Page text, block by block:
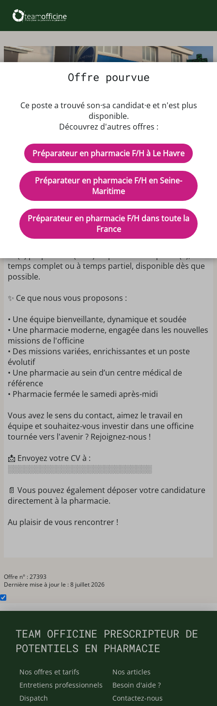
Offre d'emploi Préparateur en
pharmacie F/H
Dès que possible
Rémunération : Dépendant de l'expérience
CDI - Temps plein
Description de l'offre d'emploi
📢 LA PHARMACIE RECRUTE !
📍 Poste basé au Havre.
temps complet ou à temps partiel, disponible dès que
possible.
✨ Ce que nous vous proposons :
• Une équipe bienveillante, dynamique et soudée
• Une pharmacie moderne, engagée dans les nouvelles
missions de l'officine
• Des missions variées, enrichissantes et un poste
évolutif
• Une pharmacie au sein d’un centre médical de
référence
• Pharmacie fermée le samedi après-midi
Vous avez le sens du contact, aimez le travail en
équipe et souhaitez-vous investir dans une officine
tournée vers l'avenir ? Rejoignez-nous !
📩 Envoyez votre CV à :
░░░░░░░░░░░░░░░░░░░░░░░░░░░
📄 Vous pouvez également déposer votre candidature
directement à la pharmacie.
Au plaisir de vous rencontrer !
Offre n° : 27393
Dernière mise à jour le : 8 juillet 2026
Offre pourvue
Ce poste a trouvé son·sa candidat·e et n'est plus
disponible.
Découvrez d'autres offres :
Préparateur en pharmacie F/H à Le Havre
Préparateur en pharmacie F/H en Seine-
Maritime
Préparateur en pharmacie F/H dans toute la
France
TEAM OFFICINE PRESCRIPTEUR DE
POTENTIELS EN PHARMACIE
Nos offres et tarifs
Entretiens professionnels
Dispatch
Nos articles
Besoin d'aide ?
Contactez-nous